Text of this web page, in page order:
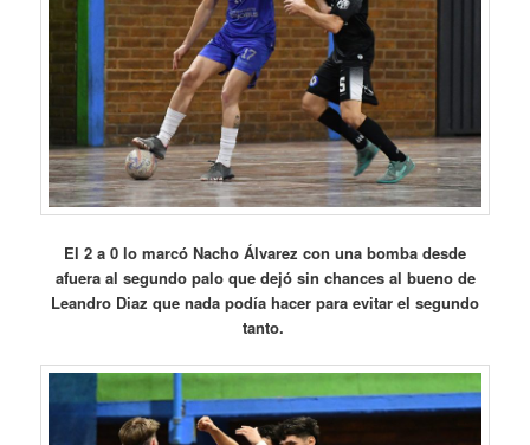
El 2 a 0 lo marcó Nacho Álvarez con una bomba desde
afuera al segundo palo que dejó sin chances al bueno de
Leandro Diaz que nada podía hacer para evitar el segundo
tanto.